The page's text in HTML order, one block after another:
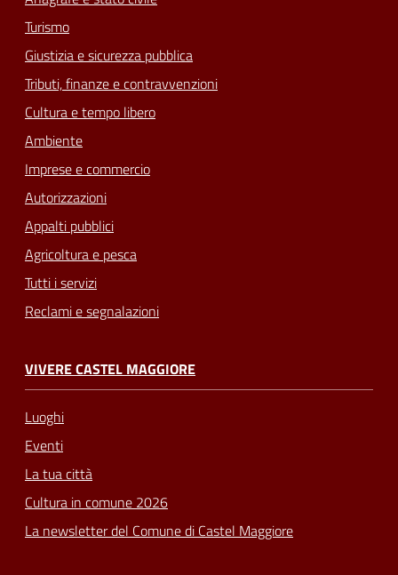
Turismo
Giustizia e sicurezza pubblica
Tributi, finanze e contravvenzioni
Cultura e tempo libero
Ambiente
Imprese e commercio
Autorizzazioni
Appalti pubblici
Agricoltura e pesca
Tutti i servizi
Reclami e segnalazioni
VIVERE CASTEL MAGGIORE
Luoghi
Eventi
La tua città
Cultura in comune 2026
La newsletter del Comune di Castel Maggiore